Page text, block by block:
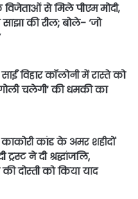
से मिले पीएम मोदी,
की रील; बोले- ‘जो
विहार कॉलोनी में रास्ते को
चलेगी’ की धमकी का
कांड के अमर शहीदों
ने दी श्रद्धांजलि,
दोस्ती को किया याद